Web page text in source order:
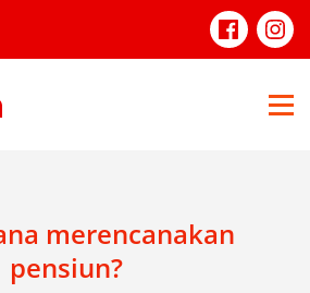
merencanakan
pensiun?